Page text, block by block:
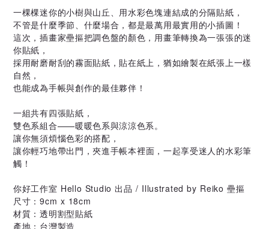
一棵棵迷你的小樹與山丘、用水彩色塊連結成的分隔貼紙，
不管是什麼季節、什麼場合，都是最萬用最實用的小插圖！
這次，插畫家壘摳把調色盤的顏色，用畫筆轉換為一張張的迷
你貼紙，
採用耐磨耐刮的霧面貼紙，貼在紙上，猶如繪製在紙張上一樣
自然，
也能成為手帳與創作的最佳夥伴！
一組共有四張貼紙，
雙色系組合——暖暖色系與涼涼色系。
讓你無須煩惱色彩的搭配，
讓你輕巧地帶出門，夾進手帳本裡面，一起享受迷人的水彩筆
觸！
你好工作室 Hello Studio 出品 / Illustrated by Reiko 壘摳
尺寸：9cm x 18cm
材質：透明割型貼紙
產地：台灣製造